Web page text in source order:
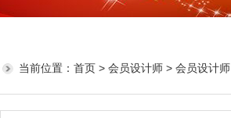
当前位置： 首页 > 会员设计师 > 会员设计师